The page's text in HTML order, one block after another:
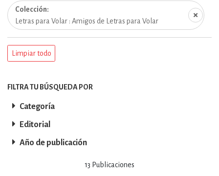
13 Publicaciones
Colección
Letras para Volar : Amigos de Letras para Volar
Limpiar todo
FILTRA TU BÚSQUEDA POR
Categoría
Editorial
Año de publicación